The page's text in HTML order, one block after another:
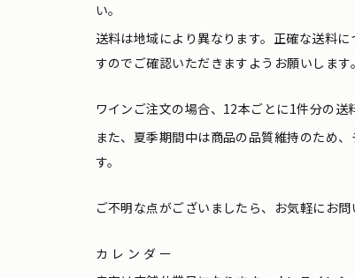
い。
送料は地域により異なります。正確な送料
すのでご確認いただきますようお願いします
ワインご注文の場合、12本ごとに1件分の送
また、夏季期間中は商品の品質維持のため
す。
ご不明な点がございましたら、お気軽にお問
カレンダー